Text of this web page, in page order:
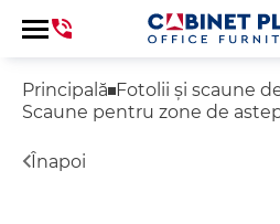
Principală Fotolii și scaune
Scaune pentru zone de
Înapoi